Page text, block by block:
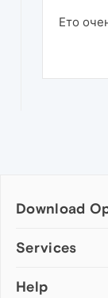
Ето
Download
Computer browsers
Opera for Mac
Services
Add-ons
Help